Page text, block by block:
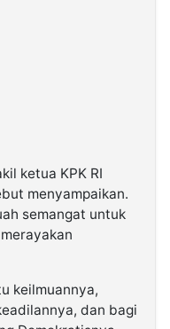
ketua KPK RI
menyampaikan.
semangat untuk
keilmuannya,
dan bagi